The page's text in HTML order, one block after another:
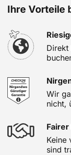
Ihre Vorteile
Direkt
Wir
nicht,
Keine
sind